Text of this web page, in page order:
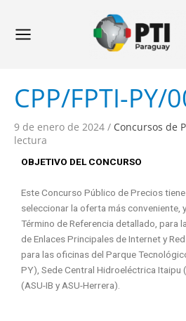
contenido
Menu
CPP/FPTI-PY/
9 de enero de 2024 / Concursos de
lectura
OBJETIVO DEL CONCURSO
Este Concurso Público de Precios
seleccionar la oferta más conveniente,
Término de Referencia detallado, para
de Enlaces Principales de Internet y
para las oficinas del Parque
PY), Sede Central Hidroeléctrica Itaipu
(ASU-IB y ASU-Herrera).
entradas